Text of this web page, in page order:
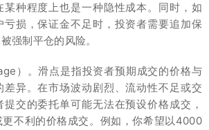
某种程度上也是一种隐性成本。同时，如
损，保证金不足时，投资者需要追加保
强制平仓的风险。
）。滑点是指投资者预期成交的价格与
差异。在市场波动剧烈、流动性不足或交
交的委托单可能无法在预设价格成交，
不利的价格成交。例如，你希望以4000